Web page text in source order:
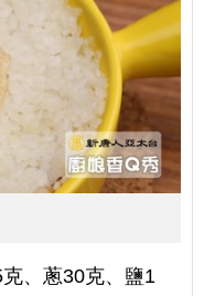
、蔥30克、鹽1